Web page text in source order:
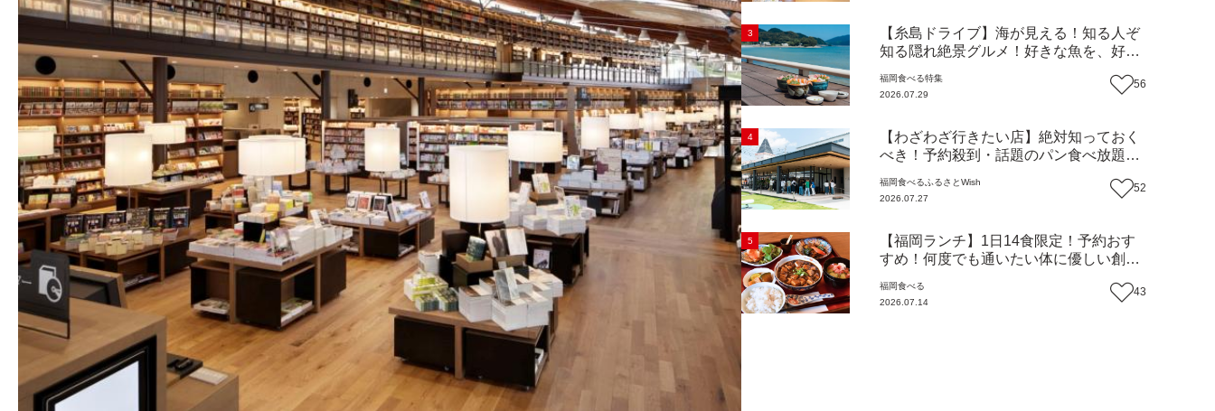
3
【糸島ドライブ】海が見える！知る人ぞ
知る隠れ絶景グルメ！好きな魚を、好き
はん食堂』（福岡市西区）【まち歩き】
福岡食べる特集
2026.07.29
56
4
【わざわざ行きたい店】絶対知っておく
べき！予約殺到・話題のパン食べ放題が
ン『bound garden』（福岡・新宮町）
福岡食べるふるさとWish
2026.07.27
52
5
【福岡ランチ】1日14食限定！予約おす
すめ！何度でも通いたい体に優しい創作
市）【まち歩き】
福岡食べる
2026.07.14
43